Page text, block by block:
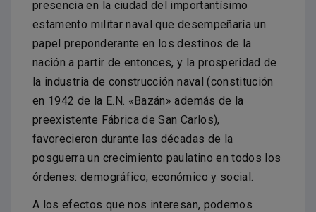
presencia en la ciudad del importantísimo
estamento militar naval que desempeñaría un
papel preponderante en los destinos de la
nación a partir de entonces, y la prosperidad de
la industria de construcción naval (constitución
en 1942 de la E.N. «Bazán» además de la
preexistente Fábrica de San Carlos),
favorecieron durante las décadas de la
posguerra un crecimiento paulatino en todos los
órdenes: demográfico, económico y social.
A los efectos que nos interesan, podemos